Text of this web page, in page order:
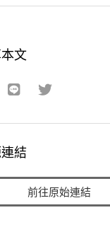
文
結
前往原始連結